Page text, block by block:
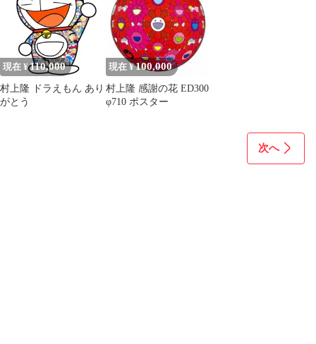
琳- オフセット印刷 版
画 ポスター | マルチカ
ラー | 71cm×71cm
現在 ¥110,000
村上隆 ドラえもん あり
がとう
現在 ¥100,000
村上隆 感謝の花 ED300
φ710 ポスター
次へ